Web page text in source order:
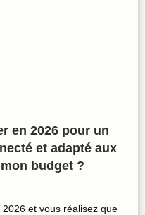
en 2026 pour un
et adapté aux
budget ?
et vous réalisez que